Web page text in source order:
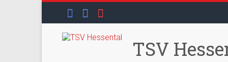
content
TSV